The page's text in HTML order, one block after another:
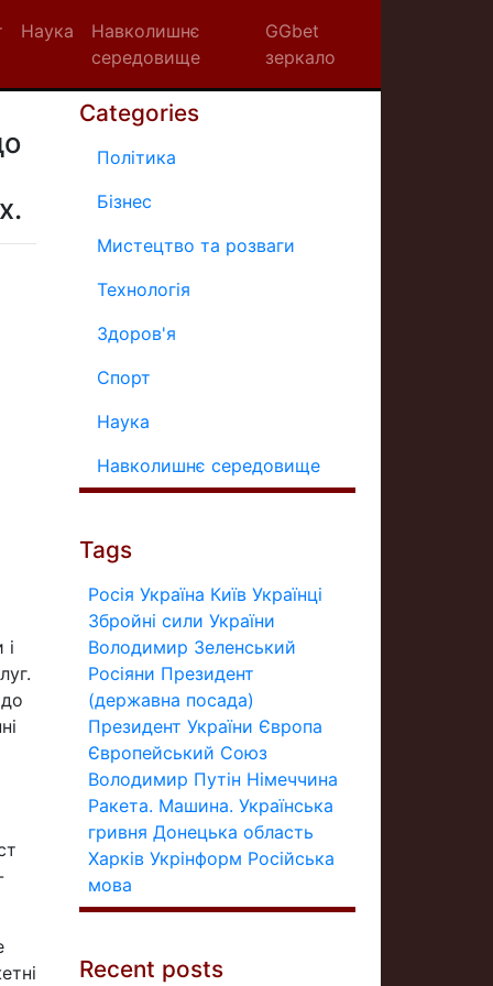
Наука
Навколишнє
середовище
GGbet
зеркало
Categories
Політика
Бізнес
Мистецтво та розваги
Технологія
Здоров'я
Спорт
Наука
Навколишнє середовище
Tags
Росія Україна Київ Українці
Збройні сили України
Володимир Зеленський
Росіяни Президент
(державна посада)
Президент України Європа
Європейський Союз
Володимир Путін Німеччина
Ракета. Машина. Українська
гривня Донецька область
Харків Укрінформ Російська
мова
Recent posts